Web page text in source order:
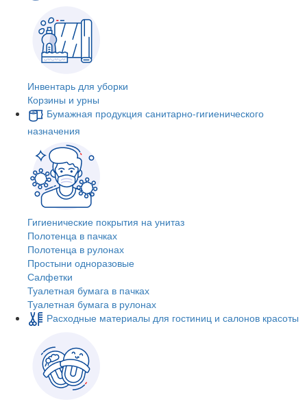
Инвентарь для уборки
Корзины и урны
Бумажная продукция санитарно-гигиенического
назначения
Гигиенические покрытия на унитаз
Полотенца в пачках
Полотенца в рулонах
Простыни одноразовые
Салфетки
Туалетная бумага в пачках
Туалетная бумага в рулонах
Расходные материалы для гостиниц и салонов красоты